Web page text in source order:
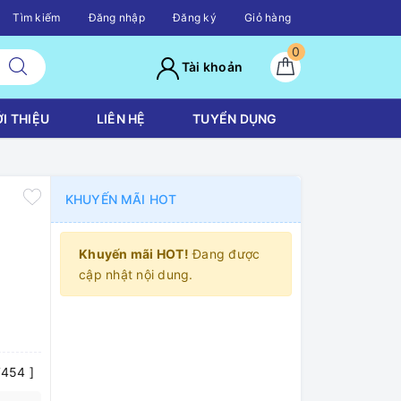
Tìm kiếm Đăng nhập Đăng ký Giỏ hàng
0
Tài khoản
THIỆU LIÊN HỆ TUYỂN DỤNG
]
KHUYẾN MÃI HOT
Khuyến mãi HOT! Đang được
cập nhật nội dung.